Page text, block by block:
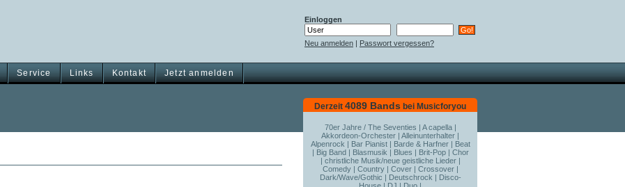
Einloggen
Neu anmelden | Passwort vergessen?
Service Links Kontakt Jetzt anmelden
Derzeit 4089 Bands bei Musicforyou
70er Jahre / The Seventies | A capella|
Akkordeon-Orchester | Alleinunterhalter |
Alpenrock | Bar Pianist| Barde & Harfner| Beat
| Big Band| Blasmusik | Blues | Brit-Pop| Chor
| christliche Musik/neue geistliche Lieder|
Comedy| Country| Cover| Crossover|
Dark/Wave/Gothic | Deutschrock | Disco-